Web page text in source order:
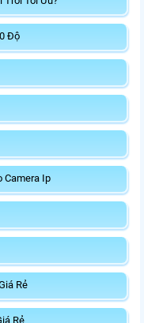
Độ
Camera Ip
Rẻ
Rẻ